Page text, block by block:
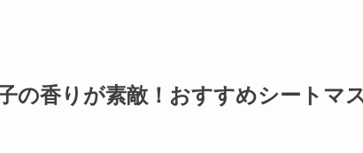
の香りが素敵！おすすめシートマ